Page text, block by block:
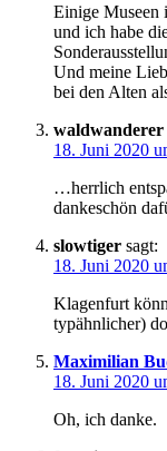
Einige Museen
und ich habe
Und meine
bei den Alten
waldwanderer
18. Juni 2020
…herrlich
dankeschön
slowtiger sagt:
18. Juni 2020
Klagenfurt
typähnlicher)
Maximilian
18. Juni 2020
Oh, ich danke.